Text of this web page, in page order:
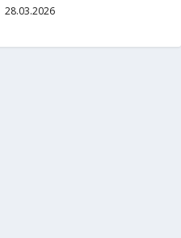
28.03.2026